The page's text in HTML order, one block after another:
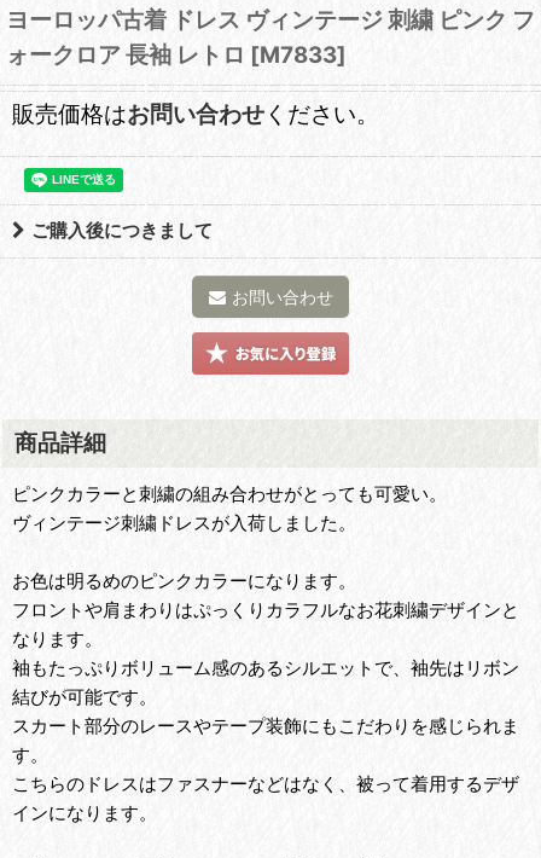
ヨーロッパ古着 ドレス ヴィンテージ 刺繍 ピンク フ
ォークロア 長袖 レトロ [M7833]
販売価格はお問い合わせ ください。
ご購入後につきまして
お問い合わせ
商品詳細
ピンクカラーと刺繍の組み合わせがとっても可愛い。
ヴィンテージ刺繍ドレスが入荷しました。
お色は明るめのピンクカラーになります。
フロントや肩まわりはぷっくりカラフルなお花刺繍デザインと
なります。
袖もたっぷりボリューム感のあるシルエットで、袖先はリボン
結びが可能です。
スカート部分のレースやテープ装飾にもこだわりを感じられま
す。
こちらのドレスはファスナーなどはなく、被って着用するデザ
インになります。